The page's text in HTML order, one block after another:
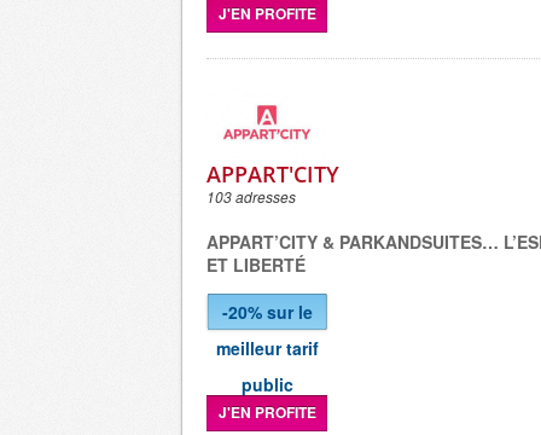
J'EN PROFITE
APPART'CITY
103 adresses
APPART’CITY & PARKANDSUITES…
ET LIBERTÉ
-20% sur le
meilleur tarif
public
J'EN PROFITE